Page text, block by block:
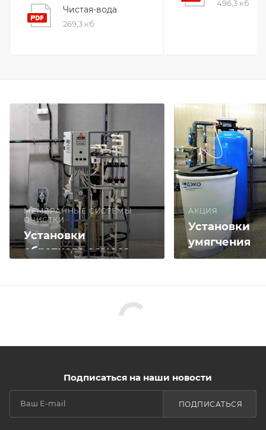
Чистая-вода
269,3 кб
496,3 кб
МЕМБРАННЫЕ СИСТЕМЫ
ОЧИСТКИ
Установки
обратного осмоса
АКЦИЯ
Установки
умягчения
Подписаться на наши новости
ПОДПИСАТЬСЯ